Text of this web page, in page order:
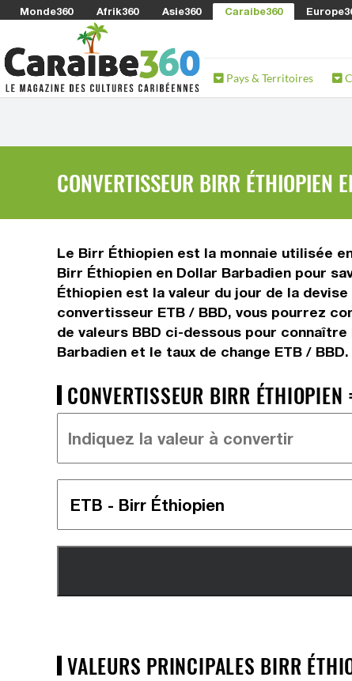
Monde360 Afrik360 Asie360 Caraibe360
Pays & Territoires
CONVERTISSEUR BIRR ÉTHIOPIEN
Le Birr Éthiopien est la monnaie utilisée
Birr Éthiopien en Dollar Barbadien pour
Éthiopien est la valeur du jour de la
convertisseur ETB / BBD, vous pourrez
de valeurs BBD ci-dessous pour
Barbadien et le taux de change ETB / BBD.
CONVERTISSEUR BIRR
VALEURS PRINCIPALES BIRR